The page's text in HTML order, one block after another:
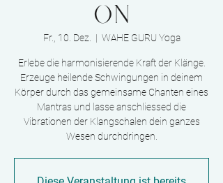
on
Fr., 10. Dez.
  |
WAHE GURU Yoga
Erlebe die harmonisierende Kraft der Klänge.
Erzeuge heilende Schwingungen in deinem
Körper durch das gemeinsame Chanten eines
Mantras und lasse anschliessed die
Vibrationen der Klangschalen dein ganzes
Wesen durchdringen.